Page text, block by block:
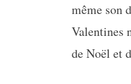
même son
Valentines
de Noël et